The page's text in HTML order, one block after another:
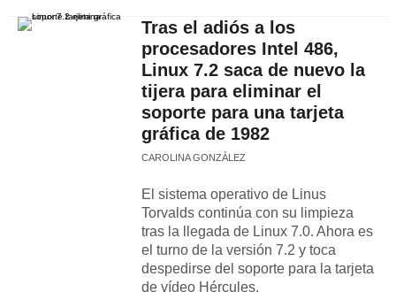
Tras el adiós a los
procesadores Intel 486,
Linux 7.2 saca de nuevo la
tijera para eliminar el
soporte para una tarjeta
gráfica de 1982
CAROLINA GONZÁLEZ
El sistema operativo de Linus
Torvalds continúa con su limpieza
tras la llegada de Linux 7.0. Ahora es
el turno de la versión 7.2 y toca
despedirse del soporte para la tarjeta
de vídeo Hércules.